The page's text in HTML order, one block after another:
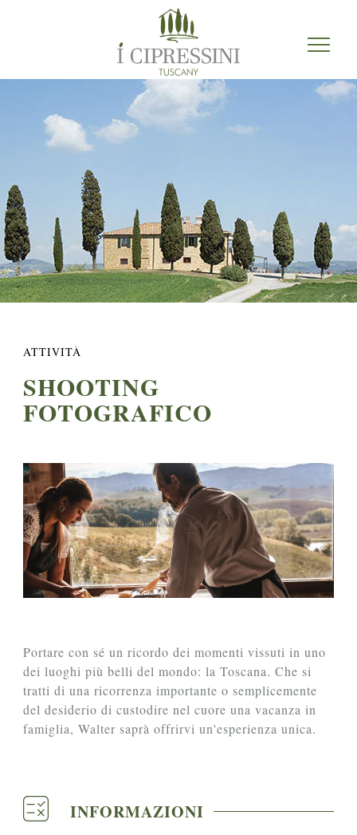
English
ATTIVITÀ
SHOOTING
FOTOGRAFICO
Portare con sé un ricordo dei momenti vissuti in uno
dei luoghi più belli del mondo: la Toscana. Che si
tratti di una ricorrenza importante o semplicemente
del desiderio di custodire nel cuore una vacanza in
famiglia, Walter saprà offrirvi un'esperienza unica.
INFORMAZIONI